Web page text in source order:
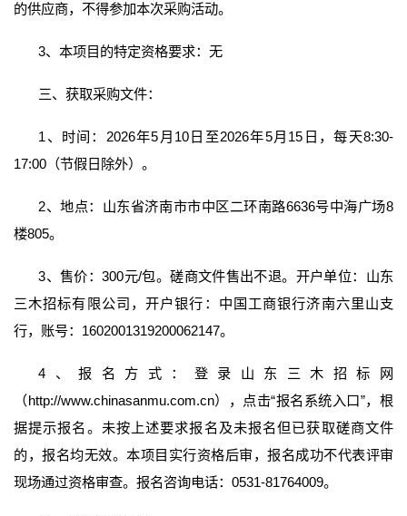
的供应商，不得参加本次采购活动。
3、本项目的特定资格要求：无
三、获取采购文件：
1、时间：2026年5月10日至2026年5月15日，每天8:30-
17:00（节假日除外）。
2、地点：山东省济南市市中区二环南路6636号中海广场8
楼805。
3、售价：300元/包。磋商文件售出不退。开户单位：山东
三木招标有限公司，开户银行：中国工商银行济南六里山支
行，账号：1602001319200062147。
4、报名方式：登录山东三木招标网
（http://www.chinasanmu.com.cn），点击“报名系统入口”，根
据提示报名。未按上述要求报名及未报名但已获取磋商文件
的，报名均无效。本项目实行资格后审，报名成功不代表评审
现场通过资格审查。报名咨询电话：0531-81764009。